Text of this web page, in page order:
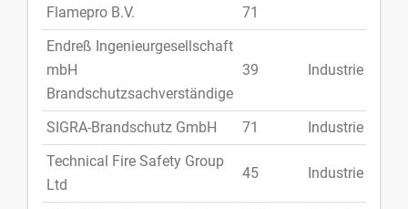
Flamepro B.V.
71
Endreß Ingenieurgesellschaft
mbH
Brandschutzsachverständige
39 Industrie
SIGRA-Brandschutz GmbH 71 Industrie
Technical Fire Safety Group
Ltd
45 Industrie